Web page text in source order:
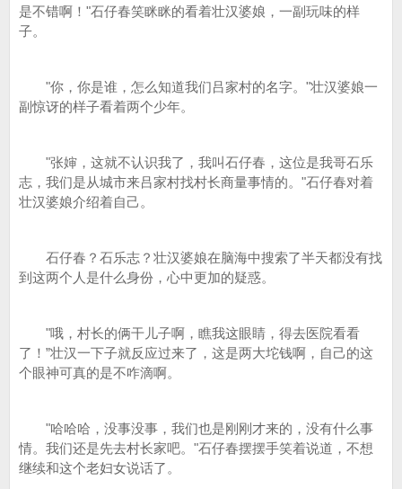
是不错啊！"石仔春笑眯眯的看着壮汉婆娘，一副玩味的样
子。
"你，你是谁，怎么知道我们吕家村的名字。"壮汉婆娘一
副惊讶的样子看着两个少年。
"张婶，这就不认识我了，我叫石仔春，这位是我哥石乐
志，我们是从城市来吕家村找村长商量事情的。"石仔春对着
壮汉婆娘介绍着自己。
石仔春？石乐志？壮汉婆娘在脑海中搜索了半天都没有找
到这两个人是什么身份，心中更加的疑惑。
"哦，村长的俩干儿子啊，瞧我这眼睛，得去医院看看
了！”壮汉一下子就反应过来了，这是两大坨钱啊，自己的这
个眼神可真的是不咋滴啊。
"哈哈哈，没事没事，我们也是刚刚才来的，没有什么事
情。我们还是先去村长家吧。"石仔春摆摆手笑着说道，不想
继续和这个老妇女说话了。